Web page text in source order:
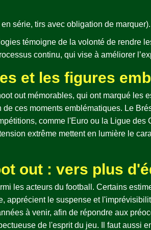
série, tirs avec obligation de marquer).
témoigne de la volonté de rendre
continu, qui vise à améliorer
et les figures
out mémorables, qui ont marqué les
ces moments emblématiques. Le
comme l'Euro ou la Ligue
extrême mettent en lumière le
out : vers plus
les acteurs du football. Certains
apprécient le suspense et
à venir, afin de répondre aux
de l'esprit du jeu. Il faut aussi